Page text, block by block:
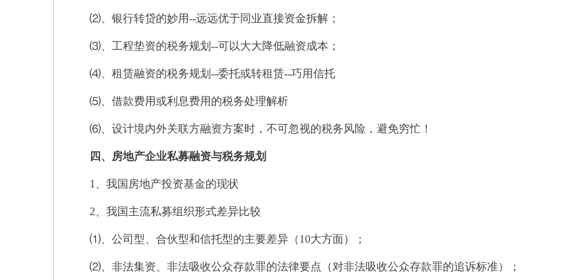
⑵、银行转贷的妙用--远远优于同业直接资金拆解；
⑶、工程垫资的税务规划--可以大大降低融资成本；
⑷、租赁融资的税务规划--委托或转租赁--巧用信托
⑸、借款费用或利息费用的税务处理解析
⑹、设计境内外关联方融资方案时，不可忽视的税务风险，避免穷忙！
四、房地产企业私募融资与税务规划
1、我国房地产投资基金的现状
2、我国主流私募组织形式差异比较
⑴、公司型、合伙型和信托型的主要差异（10大方面）；
⑵、非法集资、非法吸收公众存款罪的法律要点（对非法吸收公众存款罪的追诉标准）；